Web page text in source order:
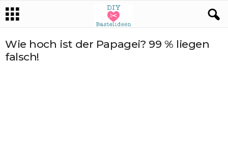
Wie hoch ist der Papagei? 99 % liegen
falsch!